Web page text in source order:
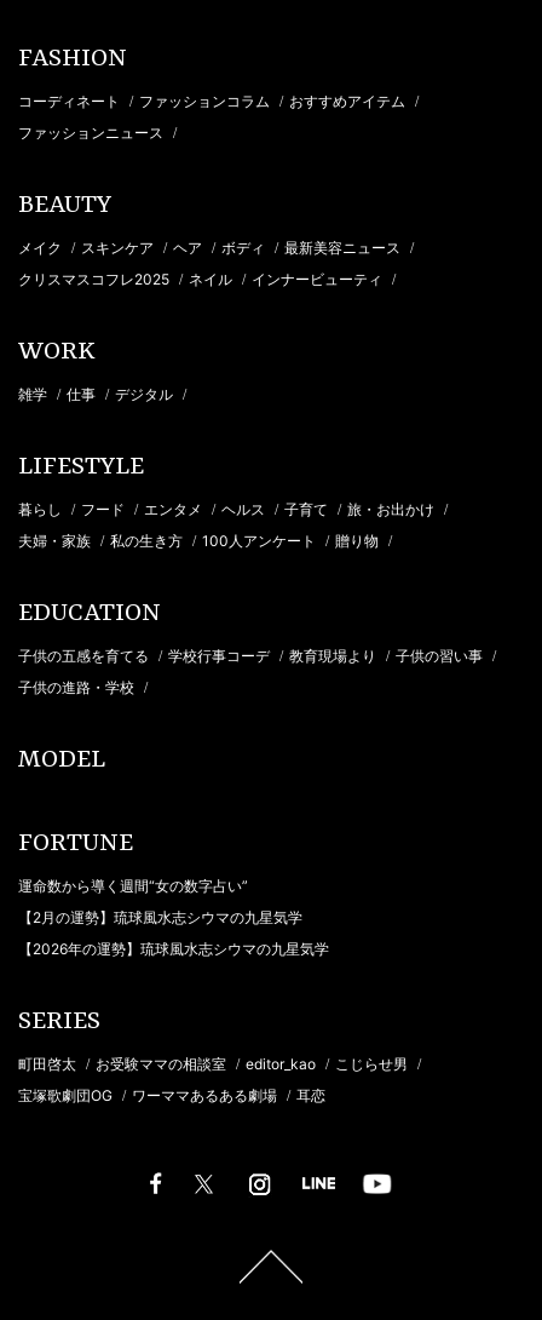
FASHION
コーディネート / ファッションコラム / おすすめアイテム /
ファッションニュース /
BEAUTY
メイク / スキンケア / ヘア / ボディ / 最新美容ニュース /
クリスマスコフレ2025 / ネイル / インナービューティ /
WORK
雑学 / 仕事 / デジタル /
LIFESTYLE
暮らし / フード / エンタメ / ヘルス / 子育て / 旅・お出かけ /
夫婦・家族 / 私の生き方 / 100人アンケート / 贈り物 /
EDUCATION
子供の五感を育てる / 学校行事コーデ / 教育現場より / 子供の習い事 /
子供の進路・学校 /
MODEL
FORTUNE
運命数から導く週間“女の数字占い”
【2月の運勢】琉球風水志シウマの九星気学
【2026年の運勢】琉球風水志シウマの九星気学
SERIES
町田啓太 / お受験ママの相談室 / editor_kao / こじらせ男 /
宝塚歌劇団OG / ワーママあるある劇場 / 耳恋